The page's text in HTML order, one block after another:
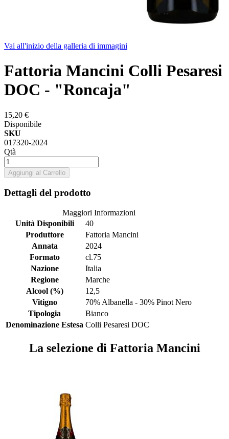
Vai all'inizio della galleria di immagini
Fattoria Mancini Colli Pesaresi
DOC - "Roncaja"
15,20 €
Disponibile
SKU
017320-2024
Qtà
Aggiungi al Carrello
Dettagli del prodotto
Maggiori Informazioni
Unità Disponibili
40
Produttore
Fattoria Mancini
Annata
2024
Formato
cl.75
Nazione
Italia
Regione
Marche
Alcool (%)
12,5
Vitigno
70% Albanella - 30% Pinot Nero
Tipologia
Bianco
Denominazione Estesa Colli Pesaresi DOC
La selezione di Fattoria Mancini